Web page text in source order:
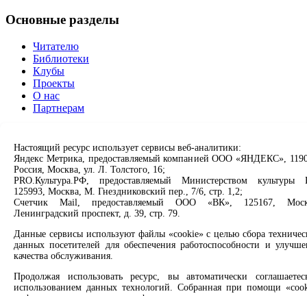
Основные разделы
Читателю
Библиотеки
Клубы
Проекты
О нас
Партнерам
Продлить книгу
Спроси библиотекаря
Спроси краеведа
Оцените качество услуг
Направить обращение директору
Соцсети
Вконтакте
Одноклассники
Max
Настоящий ресурс использует сервисы веб-аналитики:
Яндекс Метрика, предоставляемый компанией ООО «ЯНДЕКС»,
Россия, Москва, ул. Л. Толстого, 16;
PRO.Культура.РФ, предоставляемый Министерством культуры
125993, Москва, М. Гнездниковский пер., 7/6, стр. 1,2;
Счетчик Mail, предоставляемый ООО «ВК», 125167,
Ленинградский проспект, д. 39, стр. 79.
Данные сервисы используют файлы «cookie» с целью сбора
данных посетителей для обеспечения работоспособности и
качества обслуживания.
Продолжая использовать ресурс, вы автоматически
использованием данных технологий. Собранная при помощи